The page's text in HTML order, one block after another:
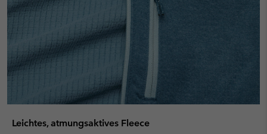
Leichtes, atmungsaktives Fleece